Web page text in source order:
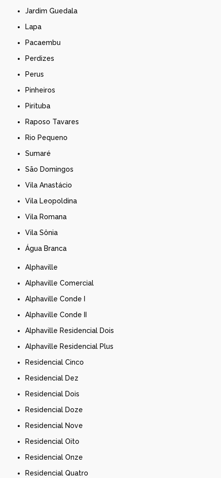
Jardim Guedala
Lapa
Pacaembu
Perdizes
Perus
Pinheiros
Pirituba
Raposo Tavares
Rio Pequeno
Sumaré
São Domingos
Vila Anastácio
Vila Leopoldina
Vila Romana
Vila Sônia
Água Branca
Alphaville
Alphaville Comercial
Alphaville Conde I
Alphaville Conde II
Alphaville Residencial Dois
Alphaville Residencial Plus
Residencial Cinco
Residencial Dez
Residencial Dois
Residencial Doze
Residencial Nove
Residencial Oito
Residencial Onze
Residencial Quatro